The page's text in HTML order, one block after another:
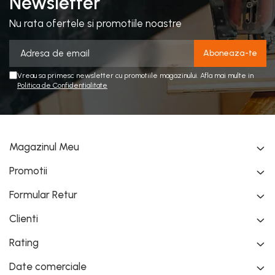
bicicleta sau pur si simplu agatata de mana.
Faciliteaza hranirea cainilor, a pisicilor sau a oricarui
alt animal de companie prin structura sa practica!
Realizate din PVC de inalta calitate, materiale
sigure pentru alimente si fara BPA, durabile si
Oferiti tot confortul animalutul dumneavoastra de
companie, atunci cand sunteti in miscare cu ajutorul
Nu rata ofertele si promotiile noastre
Vreau sa primesc newsletter cu promotiile magazinului. Afla mai multe in
Politica de Confidentialitate
Magazinul Meu
Promotii
Formular Retur
Clienti
Rating
Date comerciale